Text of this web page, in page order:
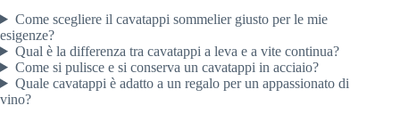
Come scegliere il cavatappi sommelier giusto per le mie
esigenze?
Qual è la differenza tra cavatappi a leva e a vite continua?
Come si pulisce e si conserva un cavatappi in acciaio?
Quale cavatappi è adatto a un regalo per un appassionato di
vino?